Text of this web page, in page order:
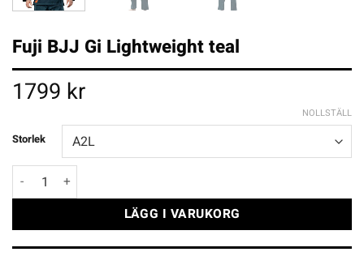
Fuji BJJ Gi Lightweight teal
1799 kr
Storlek
NOLLSTÄLL
Fuji BJJ Gi Lightweight teal mängd
LÄGG I VARUKORG